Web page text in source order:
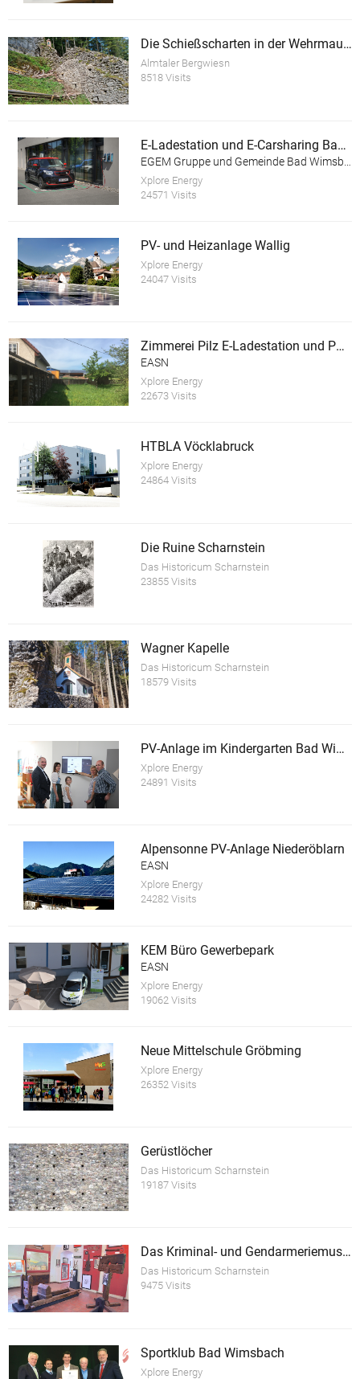
Die Schießscharten in der Wehrmauer der Ruine Scharnstein
Almtaler Bergwiesn
8518 Visits
E-Ladestation und E-Carsharing Bad Wimsbach-Neydharting
Xplore Energy
24571 Visits
PV- und Heizanlage Wallig
Xplore Energy
24047 Visits
Zimmerei Pilz E-Ladestation und PV Anlage
EASN
Xplore Energy
22673 Visits
HTBLA Vöcklabruck
Xplore Energy
24864 Visits
Die Ruine Scharnstein
Das Historicum Scharnstein
23855 Visits
Wagner Kapelle
Das Historicum Scharnstein
18579 Visits
PV-Anlage im Kindergarten Bad Wimsbach-Neydharting
Xplore Energy
24891 Visits
Alpensonne PV-Anlage Niederöblarn
EASN
Xplore Energy
24282 Visits
KEM Büro Gewerbepark
EASN
Xplore Energy
19062 Visits
Neue Mittelschule Gröbming
Xplore Energy
26352 Visits
Gerüstlöcher
Das Historicum Scharnstein
19187 Visits
Das Kriminal- und Gendarmeriemuseum im Schloss Scharnstein
Das Historicum Scharnstein
9475 Visits
Sportklub Bad Wimsbach
Xplore Energy